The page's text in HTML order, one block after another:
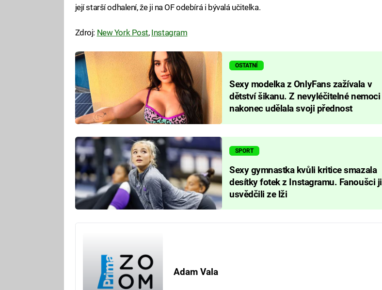
její starší odhalení, že ji na OF odebírá i bývalá učitelka.
Zdroj: New York Post, Instagram
OSTATNÍ
Sexy modelka z OnlyFans zažívala v
dětství šikanu. Z nevyléčitelné nemoci
nakonec udělala svoji přednost
SPORT
Sexy gymnastka kvůli kritice smazala
desítky fotek z Instagramu. Fanoušci ji
usvědčili ze lži
Adam Vala